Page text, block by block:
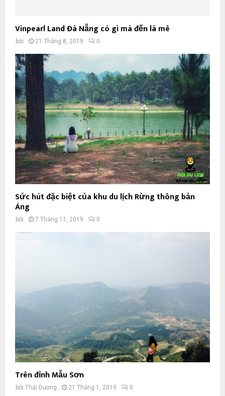
Vinpearl Land Đà Nẵng có gì mà đến là mê
bởi 21 Tháng 8, 2019 0
Sức hút đặc biệt của khu du lịch Rừng thông bản
Áng
bởi 7 Tháng 11, 2019 0
Trên đỉnh Mẫu Sơn
bởi Thái Dương 21 Tháng 1, 2019 0